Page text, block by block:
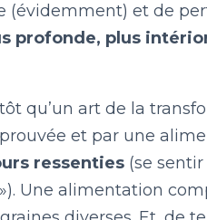
(évidemment) et de
profonde, plus
qu’un art de la
et par une
ressenties (se
Une alimentation